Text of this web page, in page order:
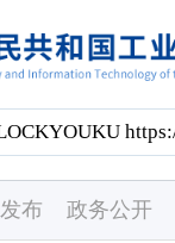
布 政务公开